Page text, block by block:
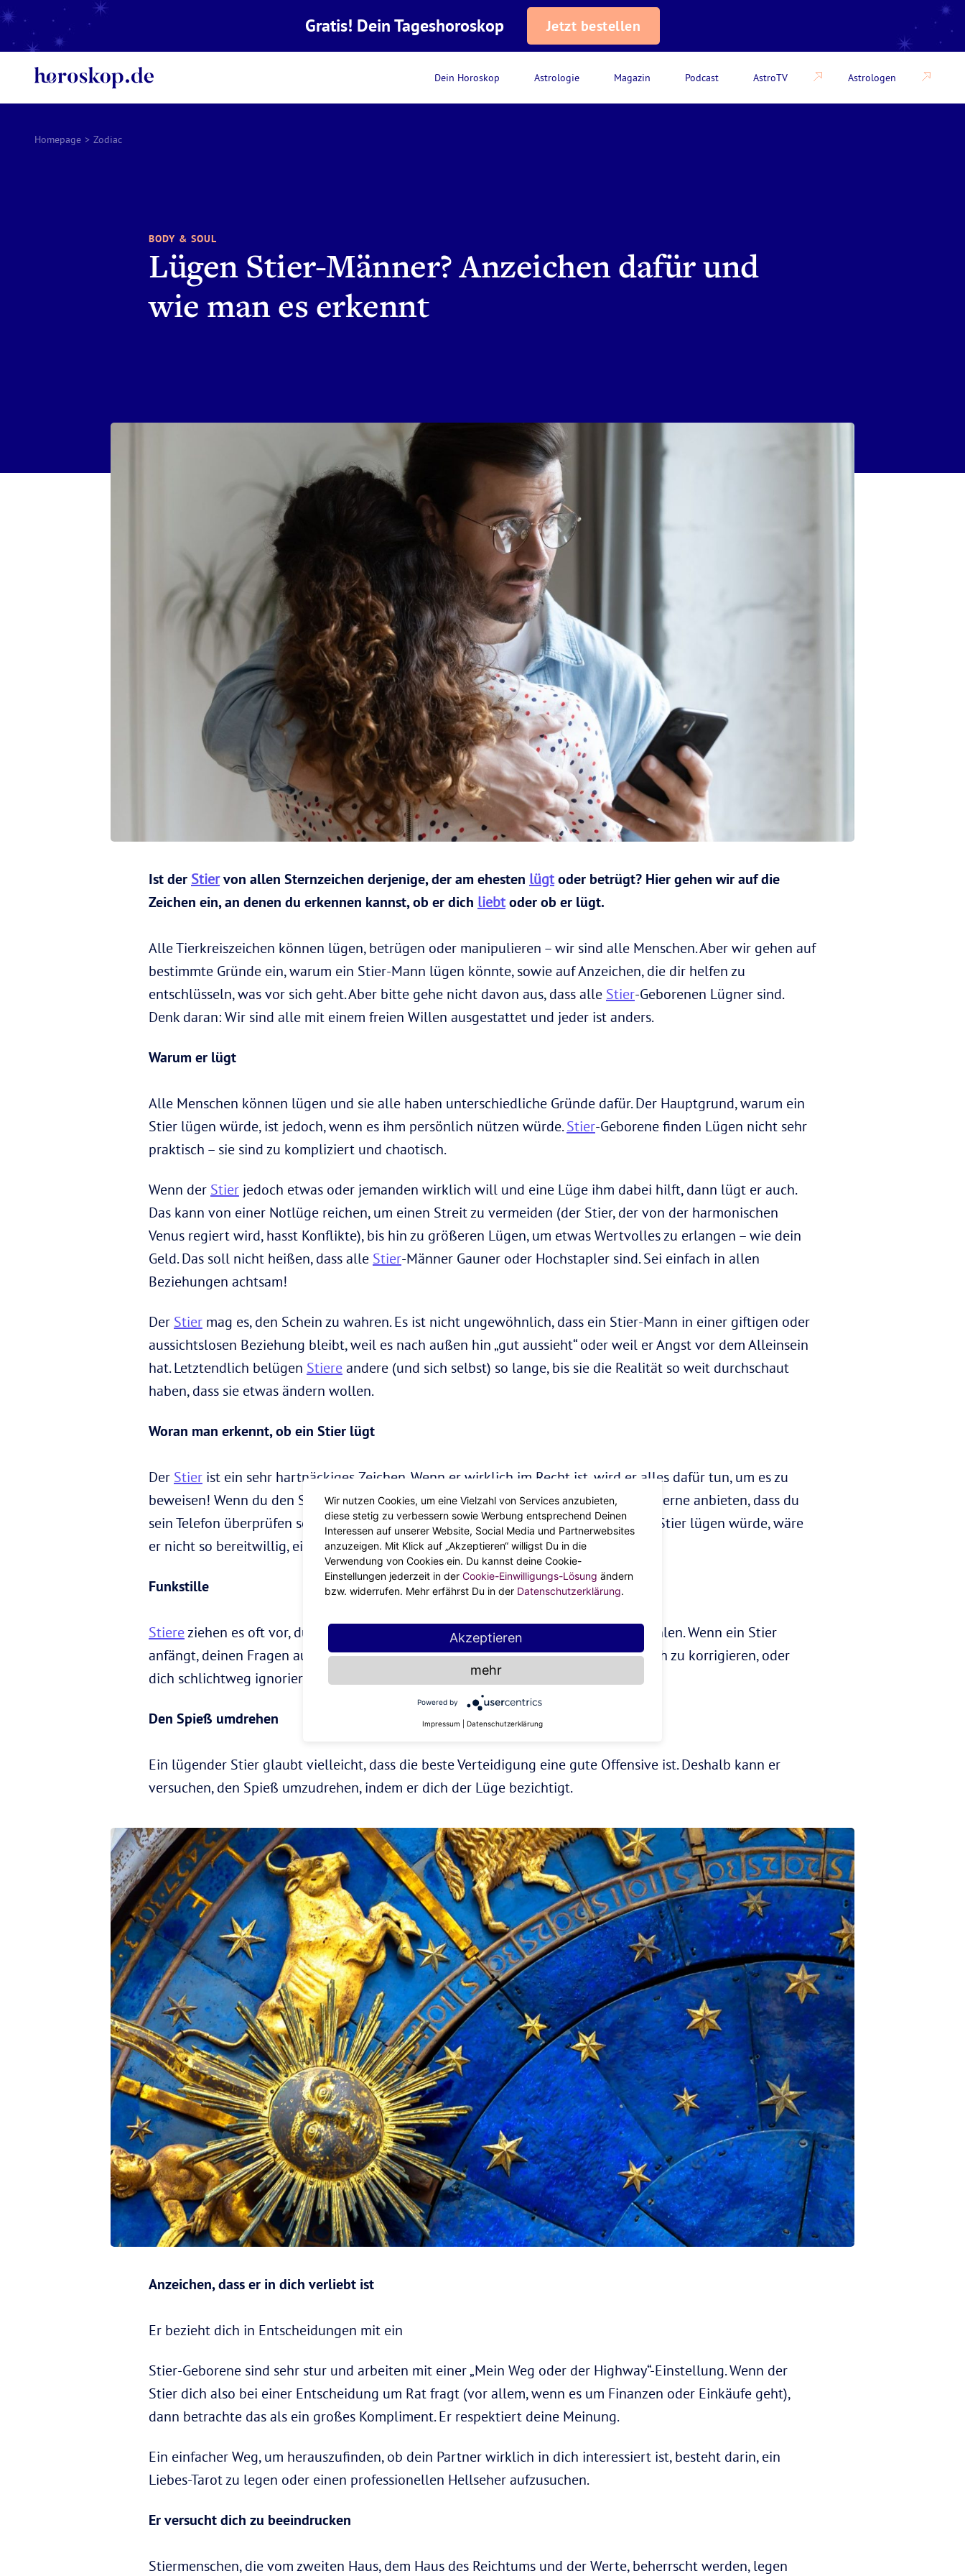
Dein Horoskop Astrologie Magazin Podcast AstroTV Astrologen
Gratis! Dein Tageshoroskop Jetzt bestellen
Homepage > Zodiac
BODY & SOUL
Lügen Stier-Männer? Anzeichen dafür und
wie man es erkennt
Ist der Stiervon allen Sternzeichen derjenige, der am ehesten lügtoder betrügt? Hier gehen wir auf die
Zeichen ein, an denen du erkennen kannst, ob er dich liebtoder ob er lügt.
Alle Tierkreiszeichen können lügen, betrügen oder manipulieren – wir sind alle Menschen. Aber wir gehen auf
bestimmte Gründe ein, warum ein Stier-Mann lügen könnte, sowie auf Anzeichen, die dir helfen zu
entschlüsseln, was vor sich geht. Aber bitte gehe nicht davon aus, dass alle Stier-Geborenen Lügner sind.
Denk daran: Wir sind alle mit einem freien Willen ausgestattet und jeder ist anders.
Warum er lügt
Alle Menschen können lügen und sie alle haben unterschiedliche Gründe dafür. Der Hauptgrund, warum ein
Stier lügen würde, ist jedoch, wenn es ihm persönlich nützen würde.Stier-Geborene finden Lügen nicht sehr
praktisch – sie sind zu kompliziert und chaotisch.
Wenn der Stier jedoch etwas oder jemanden wirklich will und eine Lüge ihm dabei hilft, dann lügt er auch.
Das kann von einer Notlüge reichen, um einen Streit zu vermeiden (der Stier, der von der harmonischen
Venus regiert wird, hasst Konflikte), bis hin zu größeren Lügen, um etwas Wertvolles zu erlangen – wie dein
Geld. Das soll nicht heißen, dass alle Stier-Männer Gauner oder Hochstapler sind. Sei einfach in allen
Beziehungen achtsam!
Der Stier mag es, den Schein zu wahren. Es ist nicht ungewöhnlich, dass ein Stier-Mann in einer giftigen oder
aussichtslosen Beziehung bleibt, weil es nach außen hin „gut aussieht“ oder weil er Angst vor dem Alleinsein
hat. Letztendlich belügen Stiere andere (und sich selbst) so lange, bis sie die Realität so weit durchschaut
haben, dass sie etwas ändern wollen.
Woran man erkennt, ob ein Stier lügt
Der Stier ist ein sehr hartnäckiges Zeichen. Wenn er wirklich im Recht ist, wird er alles dafür tun, um es zu
beweisen! Wenn du den Stier zum Beispiel beschuldigst, fremdzugehen, wird er dir gerne anbieten, dass du
sein Telefon überprüfen sollst. Dadurch kann er seine Unschuld beweisen. Wenn ein Stier lügen würde, wäre
er nicht so bereitwillig, einen solchen Beweis anzubieten.
Funkstille
Stiereziehen es oft vor, durch Auslassung zu lügen, anstatt eine glatte Lüge zu erzählen. Wenn ein Stier
anfängt, deinen Fragen auszuweichen, schnell das Thema wechselt, sich weigert, dich zu korrigieren, oder
dich schlichtweg ignoriert, dann ist etwas im Busch.
Den Spieß umdrehen
Ein lügender Stier glaubt vielleicht, dass die beste Verteidigung eine gute Offensive ist. Deshalb kann er
versuchen, den Spieß umzudrehen, indem er dich der Lüge bezichtigt.
Anzeichen, dass er in dich verliebt ist
Er bezieht dich in Entscheidungen mit ein
Stier-Geborene sind sehr stur und arbeiten mit einer „Mein Weg oder der Highway“-Einstellung. Wenn der
Stier dich also bei einer Entscheidung um Rat fragt (vor allem, wenn es um Finanzen oder Einkäufe geht),
dann betrachte das als ein großes Kompliment. Er respektiert deine Meinung.
Ein einfacher Weg, um herauszufinden, ob dein Partner wirklich in dich interessiert ist, besteht darin, ein
Liebes-Tarot zu legen oder einen professionellen Hellseher aufzusuchen.
Er versucht dich zu beeindrucken
Stiermenschen, die vom zweiten Haus, dem Haus des Reichtums und der Werte, beherrscht werden, legen
Wir nutzen Cookies, um eine Vielzahl von Services anzubieten,
diese stetig zu verbessern sowie Werbung entsprechend Deinen
Interessen auf unserer Website, Social Media und Partnerwebsites
anzuzeigen. Mit Klick auf „Akzeptieren“ willigst Du in die
Verwendung von Cookies ein. Du kannst deine Cookie-
Einstellungen jederzeit in der Cookie-Einwilligungs-Lösung ändern
bzw. widerrufen. Mehr erfährst Du in der Datenschutzerklärung.
Akzeptieren
mehr
Powered by
Impressum Datenschutzerklärung